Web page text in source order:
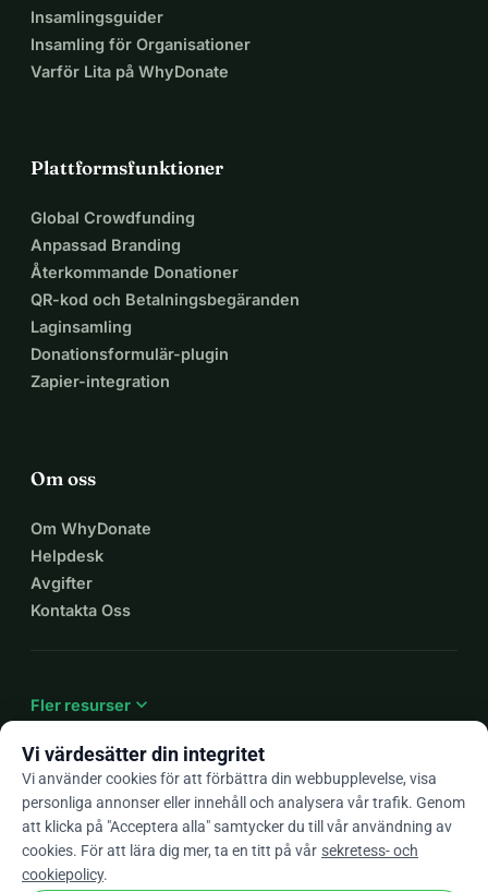
Insamlingsguider
Insamling för Organisationer
Varför Lita på WhyDonate
Plattformsfunktioner
Global Crowdfunding
Anpassad Branding
Återkommande Donationer
QR-kod och Betalningsbegäranden
Laginsamling
Donationsformulär-plugin
Zapier-integration
Om oss
Om WhyDonate
Helpdesk
Avgifter
Kontakta Oss
Fler resurser expand_more
Sv arrow_drop_down
★★★★★4,9 / 5 baserat på 500+ omdömen
Vi värdesätter din integritet
Vi använder cookies för att förbättra din webbupplevelse, visa
personliga annonser eller innehåll och analysera vår trafik. Genom
att klicka på "Acceptera alla" samtycker du till vår användning av
cookies. För att lära dig mer, ta en titt på vår sekretess- och
cookiepolicy.